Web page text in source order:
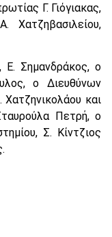
Γ. Γιόγιακας,
Χατζηβασιλείου,
Σημανδράκος, ο
ο Διευθύνων
και
Πετρή, ο
Σ. Κίντζιος